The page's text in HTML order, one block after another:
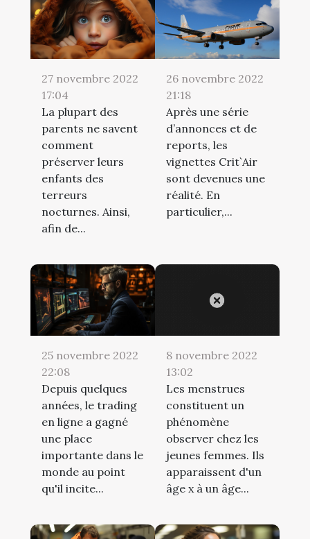
27 novembre 2022
17:04
La plupart des
parents ne savent
comment
préserver leurs
enfants des
terreurs
nocturnes. Ainsi,
afin de...
26 novembre 2022
21:18
Après une série
d’annonces et de
reports, les
vignettes Crit`Air
sont devenues une
réalité. En
particulier,...
25 novembre 2022
22:08
Depuis quelques
années, le trading
en ligne a gagné
une place
importante dans le
monde au point
qu'il incite...
8 novembre 2022
13:02
Les menstrues
constituent un
phénomène
observer chez les
jeunes femmes. Ils
apparaissent d'un
âge x à un âge...